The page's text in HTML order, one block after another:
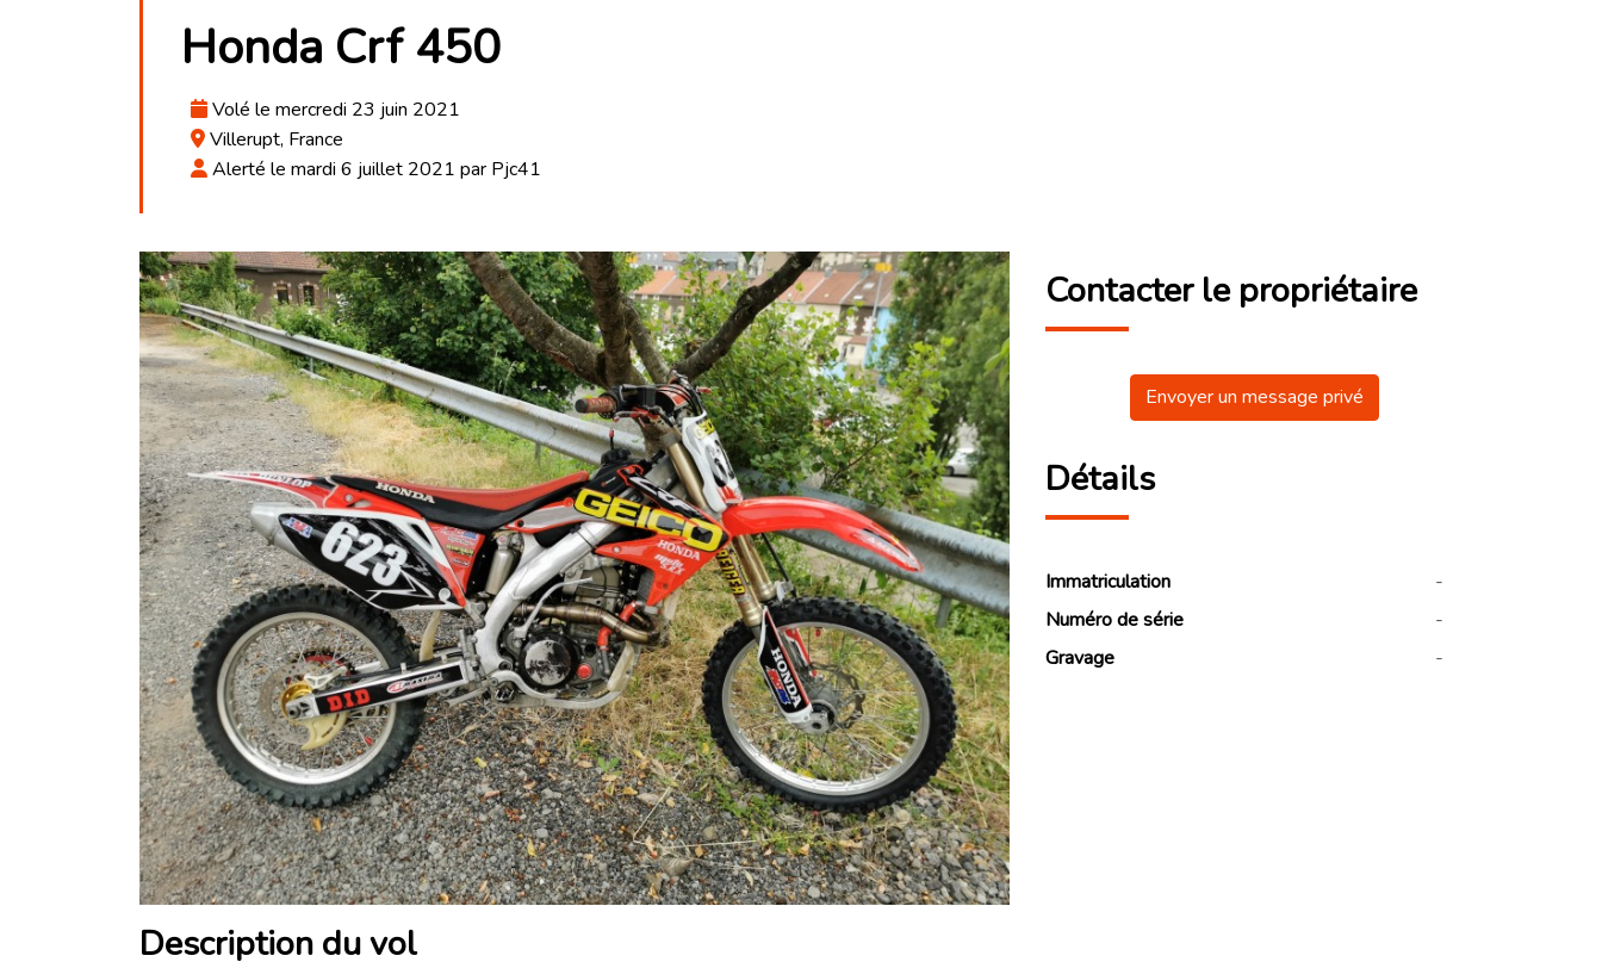
Honda Crf 450
Volé le mercredi 23 juin 2021
Villerupt, France
Alerté le mardi 6 juillet 2021 par Pjc41
Contacter le propriétaire
Envoyer un message privé
Détails
Immatriculation
-
Numéro de série
-
Gravage
-
Description du vol